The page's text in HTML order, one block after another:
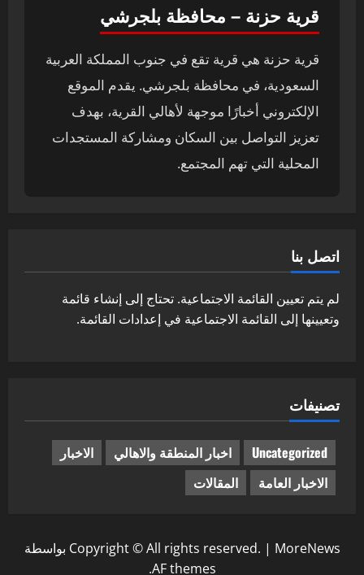
قرية حزنة – محافظة بلجرشي
قرية حزنة هي قرية تقع في جنوب المملكة العربية
السعودية، في محافظة بلجرشي. يقدم الموقع
الإلكتروني أخبارًا موجهة لأهالي القرية، بهدف
تعزيز التواصل بين السكان ومشاركة المستجدات
المحلية التي تهم المجتمع.
اتصل بنا
لم يتم تعيين القائمة الاجتماعية. تحتاج إلى إنشاء قائمة
وتعيينها إلى القائمة الاجتماعية في إعدادات القائمة.
تصنيفات
Uncategorized اخبار المنطقة والاهالي
الاخبار
الاخبار العامة
المقالات
Copyright © All rights reserved. | MoreNews
بواسطة
AF themes.